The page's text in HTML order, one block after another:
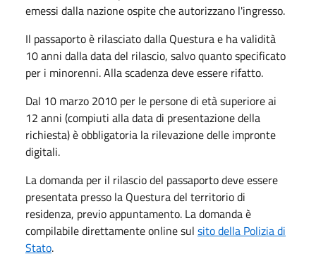
emessi dalla nazione ospite che autorizzano l'ingresso.
Il passaporto è rilasciato dalla Questura e ha validità
10 anni dalla data del rilascio, salvo quanto specificato
per i minorenni. Alla scadenza deve essere rifatto.
Dal 10 marzo 2010 per le persone di età superiore ai
12 anni (compiuti alla data di presentazione della
richiesta) è obbligatoria la rilevazione delle impronte
digitali.
La domanda per il rilascio del passaporto deve essere
presentata presso la Questura del territorio di
residenza, previo appuntamento. La domanda è
compilabile direttamente online sul sito della Polizia di
Stato.